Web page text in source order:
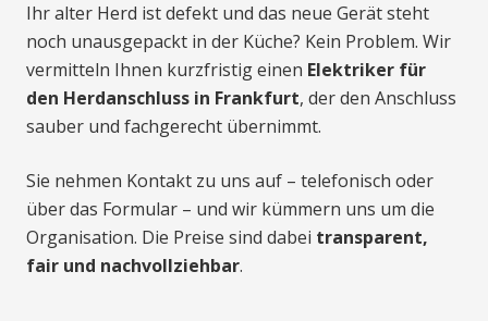
Ihr alter Herd ist defekt und das neue Gerät steht
noch unausgepackt in der Küche? Kein Problem. Wir
vermitteln Ihnen kurzfristig einen Elektriker für
den Herdanschluss in Frankfurt, der den Anschluss
sauber und fachgerecht übernimmt.
Sie nehmen Kontakt zu uns auf – telefonisch oder
über das Formular – und wir kümmern uns um die
Organisation. Die Preise sind dabei transparent,
fair und nachvollziehbar.